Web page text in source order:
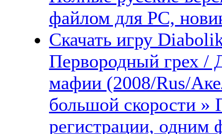
файлом для PC,
Скачать игру
Первородный грех /
мафии (2008/Rus/
большой скорости »
регистрации, одним